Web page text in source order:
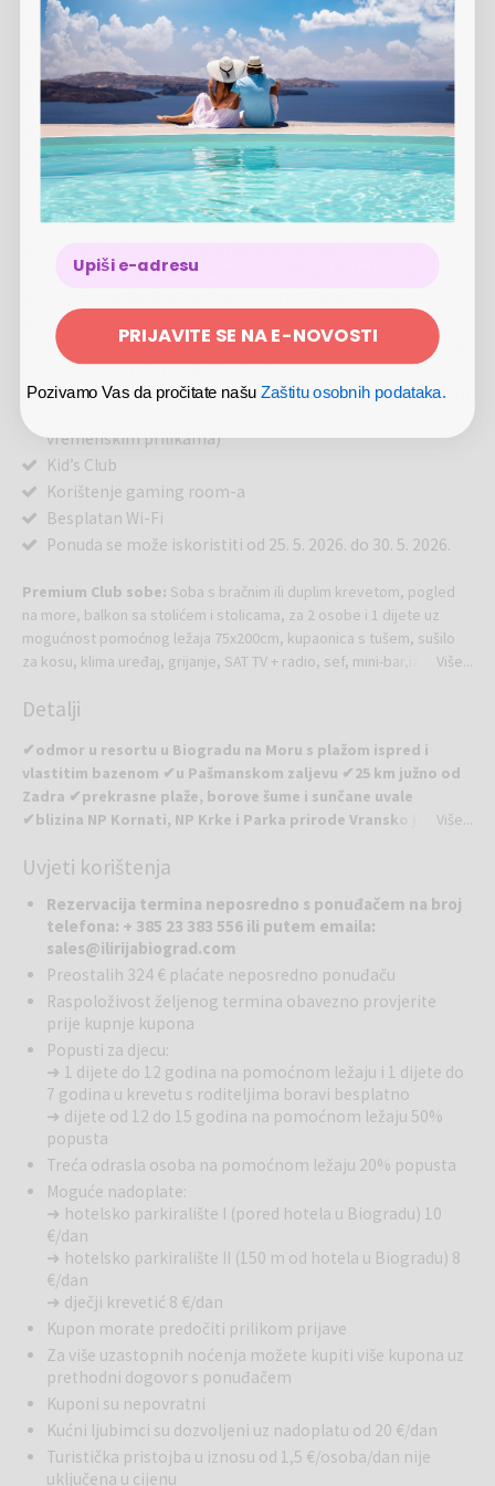
Ponuda uključuje
2x noćenje u dvokrevetnojPremium Club sobiza 2 osobe
(1 dijete do 12 godina i 1 dijete do 7 godina besplatno)
Puni pansion (doručak, ručak i večera)
VIP tretman u sobi:svakodnevno besplatno korištenje
bezalkoholnih pića u mini baru, kuhalo za vodu, ponuda
kave i čajeva, korištenje ogrtača i papuča, paket hotelske
kozmetike
vodom i s pogledom na more u sklopu Hotela Ilirija
1x tijekom boravka korištenje Spa zone (saune,
whirlpooli, relax zone, fitness) u trajanju od 90 minuta (uz
prethodnu rezervaciju termina)
Korištenje otvorenog grijanog bazena sa slatkom vodom
vremenskim prilikama)
Kid’s Club
Korištenje gaming room-a
Besplatan Wi-Fi
Ponuda se može iskoristiti od 25. 5. 2026. do 30. 5. 2026.
Premium Club sobe: Soba s bračnim ili duplim krevetom, pogled
na more, balkon sa stolićem i stolicama, za 2 osobe i 1 dijete uz
mogućnost pomoćnog ležaja 75x200cm, kupaonica s tušem, sušilo
za kosu, klima uređaj, grijanje, SAT TV + radio, sef, mini-bar,izravni
VIP tretman:svakodnevno besplatno korištenje bezalkoholnih pića
u mini baru, kuhalo za vodu, ponuda kave i čajeva, korištenje ogrtača
i papuča, paket hotelske kozmetike.
Više...
Detalji
✔odmor u resortu u Biogradu na Moru s plažom ispred i
vlastitim bazenom ✔u Pašmanskom zaljevu ✔25 km južno od
Zadra ✔prekrasne plaže, borove šume i sunčane uvale
✔blizina NP Kornati, NP Krke i Parka prirode Vransko jezero
obale i dalmatinskog nautičkog raja ✔plaže okrunjene
sportsku rekreaciju ✔grijani unutarnji bazen u sklopu Hotela
Ilirija
Ilirija Resortsmješten u Pašmanskom zaljevu u Biogradu na Moru
nudi smještaj u objektima koji su smješteni na najatraktivnijim i
najprestižnijim lokacijama uz plaže okrunjene Plavom zastavom i s
prekrasnim pogledom na Pašmanski kanal.
Plaže u Ilirija Resortu: U neposrednoj blizini hotela, u centru Ilirija
Resorta nalazi se plaža kojoj se može pristupiti iz Hotela
Kornati, Ilirija te Adriatic. Na samoj plaži gosti mogu iznajmiti i
ležaljke i suncobrane. Nekoliko desetak metara južnije uz obalu, uz
prirodnu borovu šumu, također blizu Ilirija Resorta, nalazi
se šljunčana plaža, pogodna za boravak obitelji, kao i za djecu.
Sve plaže opremljene su toaletima i tuševima, a u blizini se nalazi
i Lavender bar za osvježenje te Beach Club Ilirija, aqua park na moru
te još mnogo dodatnog sadržaja za djecu ili sportsku rekreaciju.
Unutarnji bazen pronaći ćete u sklopu Hotela Ilirija, a bazen je
opremljen dodatnim dječjim bazenom, odvojenim whirlpoolom, te
izravnim pogledom na more – za pravi SPA i doživljaj u prirodi u
sklopu hotela Adriatic. Kvaliteta mora se redovito provjerava, a
čistoća je označena najvišom ocjenom - Plavom zastavom.
Hotel Ilirijasmješten je uz samu obalu mora, tik uz staru gradsku
Više...
Uvjeti korištenja
Rezervacija termina neposredno s ponuđačem na broj
telefona: + 385 23 383 556 ili putem emaila:
sales@ilirijabiograd.com
Preostalih 324 € plaćate neposredno ponuđaču
Raspoloživost željenog termina obavezno provjerite
prije kupnje kupona
Popusti za djecu:
➜ 1 dijete do 12 godina na pomoćnom ležaju i 1 dijete do
7 godina u krevetu s roditeljima boravi besplatno
➜ dijete od 12 do 15 godina na pomoćnom ležaju 50%
popusta
Treća odrasla osoba na pomoćnom ležaju 20% popusta
Moguće nadoplate:
➜ hotelsko parkiralište I (pored hotela u Biogradu) 10
€/dan
➜ hotelsko parkiralište II (150 m od hotela u Biogradu) 8
€/dan
➜ dječji krevetić 8 €/dan
Kupon morate predočiti prilikom prijave
Za više uzastopnih noćenja možete kupiti više kupona uz
prethodni dogovor s ponuđačem
Kuponi su nepovratni
Kućni ljubimci su dozvoljeni uz nadoplatu od 20 €/dan
Turistička pristojba u iznosu od 1,5 €/osoba/dan nije
uključena u cijenu
PRIJAVITE SE NA E-NOVOSTI
Pozivamo Vas da pročitate našu Zaštitu osobnih podataka.